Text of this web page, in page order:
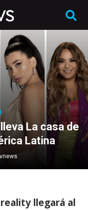
La casa de
Latina
llegará al